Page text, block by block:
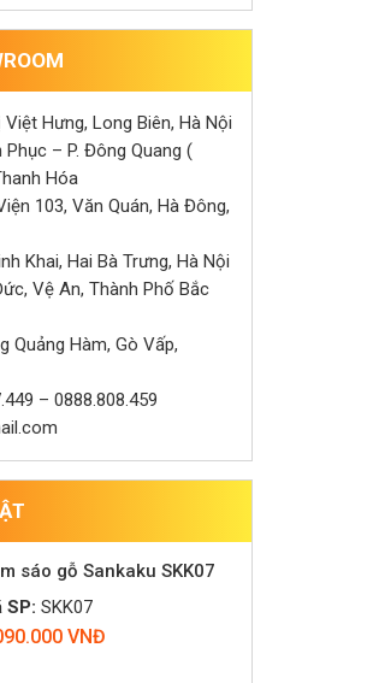
Hưng, Long Biên, Hà Nội
Phục – P. Đông Quang (
Hóa
103, Văn Quán, Hà Đông,
Khai, Hai Bà Trưng, Hà Nội
Vệ An, Thành Phố Bắc
Quảng Hàm, Gò Vấp,
– 0888.808.459
sáo gỗ Sankaku SKK07
SP: SKK07
VNĐ